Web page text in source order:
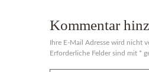
Kommentar
Ihre E-Mail Adresse wird nicht
Erforderliche Felder sind mit *